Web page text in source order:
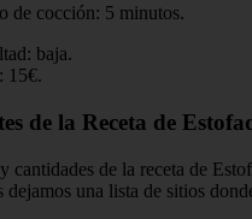
de cocción: 5 minutos.
baja.
15€.
de la Receta de
cantidades de la receta de
dejamos una lista de sitios